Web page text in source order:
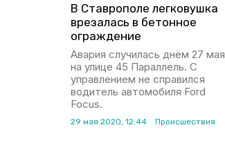
В Ставрополе легковушка
врезалась в бетонное
ограждение
Авария случилась днём 27 мая
на улице 45 Параллель. С
управлением не справился
водитель автомобиля Ford
Focus.
29 мая 2020, 12:44 Происшествия